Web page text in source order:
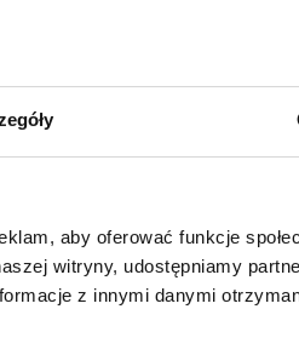
aby oferować funkcje
witryny, udostępniamy
z innymi danymi
AI w Google